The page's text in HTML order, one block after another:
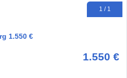
1 / 1
1.550 €
1.550 €